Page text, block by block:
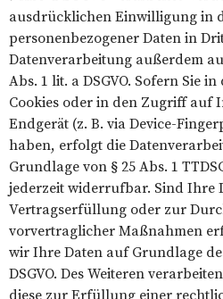
ausdrücklichen Einwilligung in
personenbezogener Daten in
Datenverarbeitung außerdem
Abs. 1 lit. a DSGVO. Sofern Sie
Cookies oder in den Zugriff
Endgerät (z. B. via Device-
haben, erfolgt die
Grundlage von § 25 Abs. 1
jederzeit widerrufbar. Sind Ihre
Vertragserfüllung oder zur
vorvertraglicher Maßnahmen
wir Ihre Daten auf Grundlage
DSGVO. Des Weiteren
diese zur Erfüllung einer